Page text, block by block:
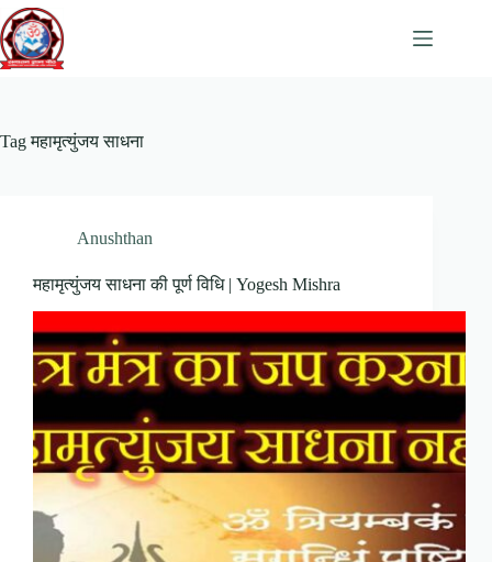
Skip
to
content
Tagमहामृत्युंजय साधना
Anushthan
महामृत्युंजय साधना की पूर्ण विधि | Yogesh Mishra